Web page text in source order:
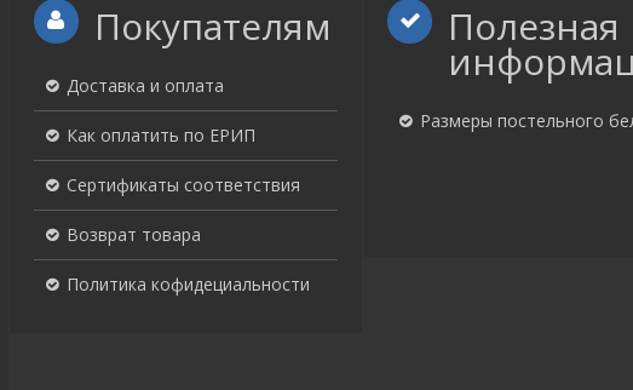
Покупателям
Доставка и оплата
Как оплатить по ЕРИП
Сертификаты соответствия
Возврат товара
Политика кофидециальности
Полезная
Размеры постельного